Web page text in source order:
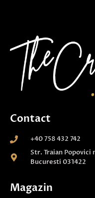
Contact
+40 758 432 742
Str. Traian Popovici
Bucuresti 031422
Magazin